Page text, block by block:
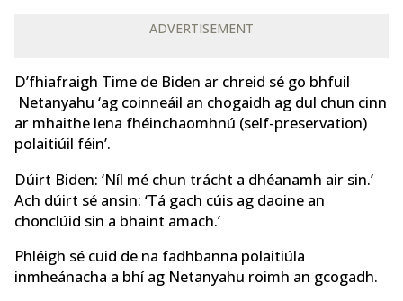
ADVERTISEMENT
D’fhiafraigh Time de Biden ar chreid sé go bhfuil
Netanyahu ‘ag coinneáil an chogaidh ag dul chun cinn
ar mhaithe lena fhéinchaomhnú (self-preservation)
polaitiúil féin’.
Dúirt Biden: ‘Níl mé chun trácht a dhéanamh air sin.’
Ach dúirt sé ansin: ‘Tá gach cúis ag daoine an
chonclúid sin a bhaint amach.’
Phléigh sé cuid de na fadhbanna polaitiúla
inmheánacha a bhí ag Netanyahu roimh an gcogadh.